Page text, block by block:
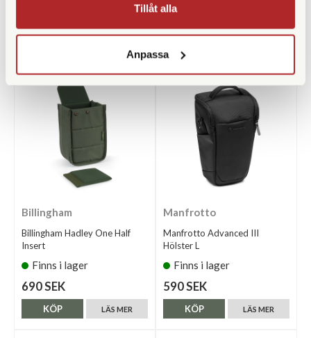
Tillåt alla
Anpassa
ANDRA KÖPTE ÄVEN
Billingham
Billingham Hadley One Half
Insert
Finns i lager
690 SEK
LÄS MER
KÖP
Manfrotto
Manfrotto Advanced III
Hölster L
Finns i lager
590 SEK
LÄS MER
KÖP